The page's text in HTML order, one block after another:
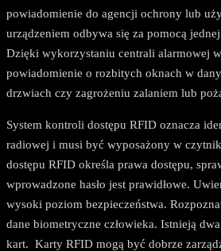
powiadomienie do agencji ochrony lub
urządzeniem odbywa się za pomocą
Dzięki wykorzystaniu centrali alarmowej
powiadomienie o rozbitych oknach w
drzwiach czy zagrożeniu zalaniem lub
System kontroli dostępu RFID oznacza
radiowej i musi być wyposażony w
dostępu RFID określa prawa dostępu,
wprowadzone hasło jest prawidłowe.
wysoki poziom bezpieczeństwa.
dane biometryczne człowieka. Istnieją
kart. Karty RFID mogą być dobrze